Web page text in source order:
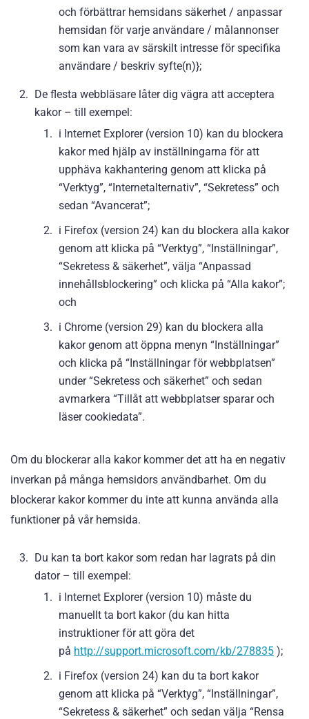
och förbättrar hemsidans säkerhet / anpassar
hemsidan för varje användare / målannonser
som kan vara av särskilt intresse för specifika
användare / beskriv syfte(n)};
De flesta webbläsare låter dig vägra att acceptera
kakor – till exempel:
i Internet Explorer (version 10) kan du blockera
kakor med hjälp av inställningarna för att
upphäva kakhantering genom att klicka på
“Verktyg”, “Internetalternativ”, “Sekretess” och
sedan “Avancerat”;
i Firefox (version 24) kan du blockera alla kakor
genom att klicka på “Verktyg”, “Inställningar”,
“Sekretess & säkerhet”, välja “Anpassad
innehållsblockering” och klicka på “Alla kakor”;
och
i Chrome (version 29) kan du blockera alla
kakor genom att öppna menyn “Inställningar”
och klicka på “Inställningar för webbplatsen”
under “Sekretess och säkerhet” och sedan
avmarkera “Tillåt att webbplatser sparar och
läser cookiedata”.
Om du blockerar alla kakor kommer det att ha en negativ
inverkan på många hemsidors användbarhet. Om du
blockerar kakor kommer du inte att kunna använda alla
funktioner på vår hemsida.
Du kan ta bort kakor som redan har lagrats på din
dator – till exempel:
i Internet Explorer (version 10) måste du
manuellt ta bort kakor (du kan hitta
instruktioner för att göra det
på http://support.microsoft.com/kb/278835 );
i Firefox (version 24) kan du ta bort kakor
genom att klicka på “Verktyg”, “Inställningar”,
“Sekretess & säkerhet” och sedan välja “Rensa